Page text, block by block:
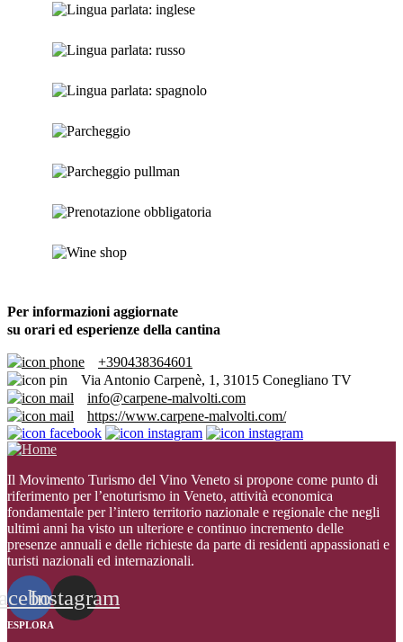
Lingua parlata: inglese
Lingua parlata: russo
Lingua parlata: spagnolo
Parcheggio
Parcheggio pullman
Prenotazione obbligatoria
Wine shop
Per informazioni aggiornate
su orari ed esperienze della cantina
+390438364601
Via Antonio Carpenè, 1, 31015 Conegliano TV
info@carpene-malvolti.com
https://www.carpene-malvolti.com/
Il Movimento Turismo del Vino Veneto si propone come punto di
riferimento per l’enoturismo in Veneto, attività economica
fondamentale per l’intero territorio nazionale e regionale che negli
ultimi anni ha visto un ulteriore e continuo incremento delle
presenze annuali e delle richieste da parte di residenti appassionati e
turisti nazionali ed internazionali.
Instagram
ESPLORA